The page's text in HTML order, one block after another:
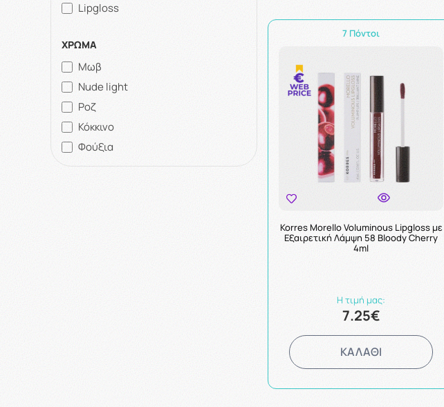
Lipgloss
ΧΡΩΜΑ
Μωβ
Nude light
Ροζ
Κόκκινο
Φούξια
7 Πόντοι
Korres Morello Voluminous Lipgloss με
Εξαιρετική Λάμψη 58 Bloody Cherry
4ml
Η τιμή μας:
7.25€
ΚΑΛΑΘΙ